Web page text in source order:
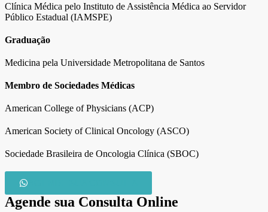
Clínica Médica pelo Instituto de Assistência Médica ao Servidor
Público Estadual (IAMSPE)
Graduação
Medicina pela Universidade Metropolitana de Santos
Membro de Sociedades Médicas
American College of Physicians (ACP)
American Society of Clinical Oncology (ASCO)
Sociedade Brasileira de Oncologia Clínica (SBOC)
Agende sua Consulta Online